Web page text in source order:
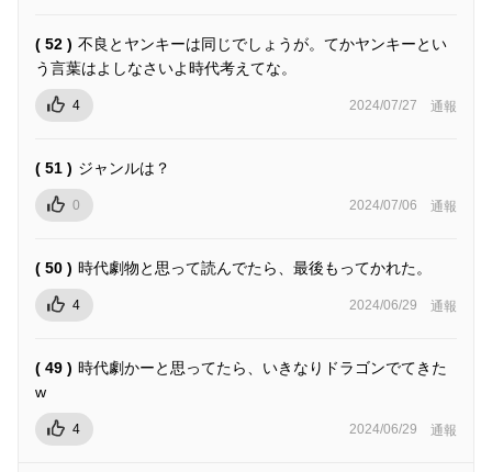
( 52 ) 不良とヤンキーは同じでしょうが。てかヤンキーとい
う言葉はよしなさいよ時代考えてな。
4 2024/07/27 通報
( 51 ) ジャンルは？
0 2024/07/06 通報
( 50 ) 時代劇物と思って読んでたら、最後もってかれた。
4 2024/06/29 通報
( 49 ) 時代劇かーと思ってたら、いきなりドラゴンでてきた
w
4 2024/06/29 通報